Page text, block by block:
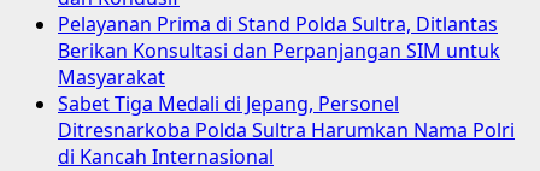
Pelayanan Prima di Stand Polda Sultra, Ditlantas
Berikan Konsultasi dan Perpanjangan SIM untuk
Masyarakat
Sabet Tiga Medali di Jepang, Personel
Ditresnarkoba Polda Sultra Harumkan Nama Polri
di Kancah Internasional